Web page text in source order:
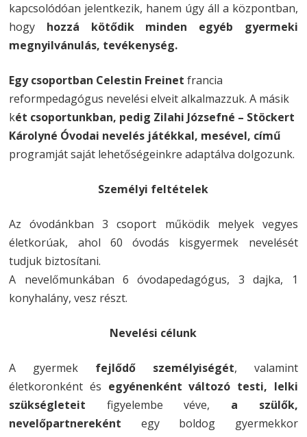
kapcsolódóan jelentkezik, hanem úgy áll a központban,
hogy hozzá kötődik minden egyéb gyermeki
megnyilvánulás, tevékenység.
Egy csoportban Celestin Freinetfrancia
reformpedagógus nevelési elveit alkalmazzuk. A másik
két csoportunkban, pedig Zilahi Józsefné – Stöckert
Károlyné Óvodai nevelés játékkal, mesével, című
programját saját lehetőségeinkre adaptálva dolgozunk.
Személyi feltételek
Az óvodánkban 3 csoport működik melyek vegyes
életkorúak, ahol 60 óvodás kisgyermek nevelését
tudjuk biztosítani.
A nevelőmunkában 6 óvodapedagógus, 3 dajka, 1
konyhalány, vesz részt.
Nevelési célunk
A gyermek fejlődő személyiségét, valamint
életkoronként és egyénenként változó testi, lelki
szükségleteit figyelembe véve, a szülők,
nevelőpartnereként egy boldog gyermekkor